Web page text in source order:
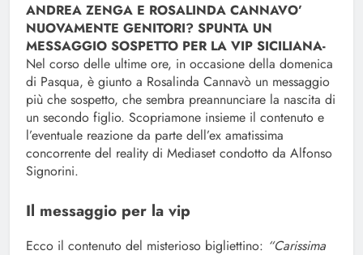
ANDREA ZENGA E ROSALINDA CANNAVO’
NUOVAMENTE GENITORI? SPUNTA UN
MESSAGGIO SOSPETTO PER LA VIP SICILIANA-
Nel corso delle ultime ore, in occasione della domenica
di Pasqua, è giunto a Rosalinda Cannavò un messaggio
più che sospetto, che sembra preannunciare la nascita di
un secondo figlio. Scopriamone insieme il contenuto e
l’eventuale reazione da parte dell’ex amatissima
concorrente del reality di Mediaset condotto da Alfonso
Signorini.
Il messaggio per la vip
Ecco il contenuto del misterioso bigliettino: “Carissima